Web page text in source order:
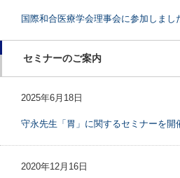
国際和合医療学会理事会に参加しまし
セミナーのご案内
2025年6月18日
守永先生「胃」に関するセミナーを開
2020年12月16日